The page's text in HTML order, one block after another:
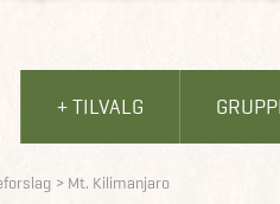
+ TILVALG
Mt. Kilimanjaro